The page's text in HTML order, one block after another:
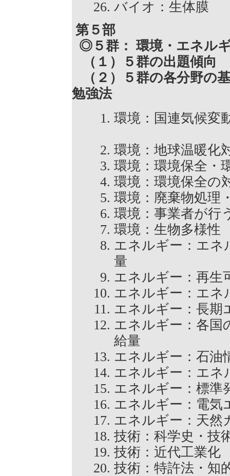
バイオ：生体膜
第５部
◎５群： 環境・エネル
（１）５群の出題傾向
（２）５群の各分野の
勉強法
環境：国連気候変
環境：地球温暖
環境：環境保全
環境：環境保全
環境：廃棄物処
環境：事業者が
環境：生物多様
エネルギー：エネ
量
エネルギー：再
エネルギー：エ
エネルギー：長
エネルギー：各国
給量
エネルギー：石
エネルギー：エ
エネルギー：標
エネルギー：電
エネルギー：天
技術：科学史・
技術：近代工業
技術：特許法・